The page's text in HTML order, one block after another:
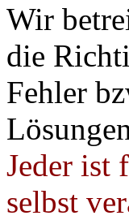
Wir
die
Fehler
Jeder ist
selbst